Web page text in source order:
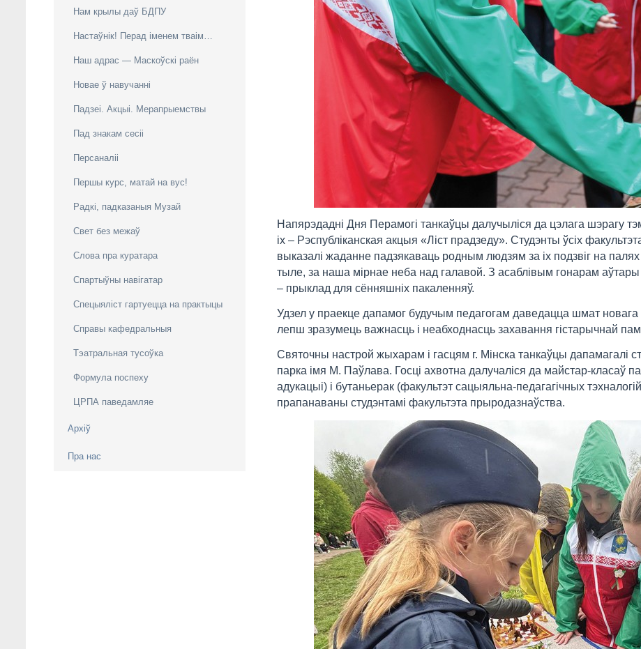
Нам крылы даў БДПУ
Настаўнік! Перад іменем тваім…
Наш адрас — Маскоўскі раён
Новае ў навучанні
Падзеі. Акцыі. Мерапрыемствы
Пад знакам cесіі
Персаналіі
Першы курс, матай на вус!
Радкі, падказаныя Музай
Свeт без межаў
Слова пра куратара
Спартыўны навігатар
Спецыяліст гартуецца на практыцы
Справы кафедральныя
Тэатральная тусоўка
Формула поспеху
ЦРПА паведамляе
Архiў
Пра нас
Напярэдадні Дня Перамогі танкаўцы далучыліся да цэлага шэрагу
іх – Рэспубліканская акцыя «Ліст прадзеду». Студэнты ўсіх
выказалі жаданне падзякаваць родным людзям за іх подзвіг на
тыле, за наша мірнае неба над галавой. З асаблівым гонарам аўтары
– прыклад для сённяшніх пакаленняў.
Удзел у праекце дапамог будучым педагогам даведацца шмат новага
лепш зразумець важнасць і неабходнасць захавання гістарычнай
Святочны настрой жыхарам і гасцям г. Мінска танкаўцы дапамагалі
парка імя М. Паўлава. Госці ахвотна далучаліся да майстар-класаў
адукацыі) і бутаньерак (факультэт сацыяльна-педагагічных
прапанаваны студэнтамі факультэта прыродазнаўства.